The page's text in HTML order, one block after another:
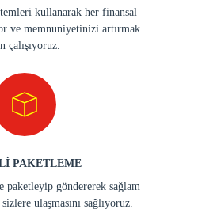
kullanarak her finansal
ve memnuniyetinizi artırmak
çalışıyoruz.
PAKETLEME
paketleyip göndererek sağlam
ulaşmasını sağlıyoruz.